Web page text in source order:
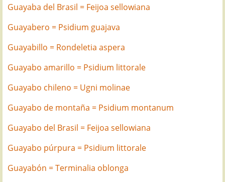
Guayaba del Brasil = Feijoa sellowiana
Guayabero = Psidium guajava
Guayabillo = Rondeletia aspera
Guayabo amarillo = Psidium littorale
Guayabo chileno = Ugni molinae
Guayabo de montaña = Psidium montanum
Guayabo del Brasil = Feijoa sellowiana
Guayabo púrpura = Psidium littorale
Guayabón = Terminalia oblonga